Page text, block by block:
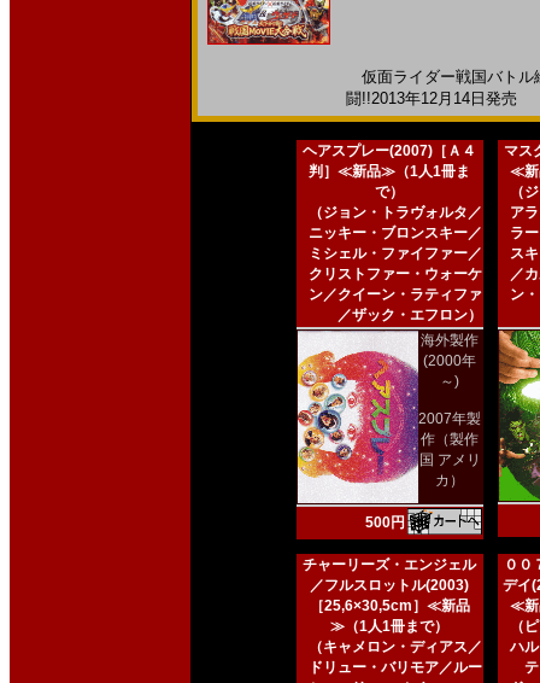
仮面ライダー戦国バトル
闘!!2013年12月14日発売
ヘアスプレー(2007)［Ａ４
判］≪新品≫（1人1冊ま
で）
（ジョン・トラヴォルタ／
ニッキー・ブロンスキー／
ミシェル・ファイファー／
クリストファー・ウォーケ
ン／クイーン・ラティファ
／ザック・エフロン）
海外製作
(2000年
～)
2007年製
作（製作
国 アメリ
カ）
500円
マス
≪新
（
ア
ラ
ス
／
ン
チャーリーズ・エンジェル
／フルスロットル(2003)
［25,6×30,5cm］≪新品
≫（1人1冊まで）
（キャメロン・ディアス／
ドリュー・バリモア／ルー
００
デイ
≪新
（
ハ